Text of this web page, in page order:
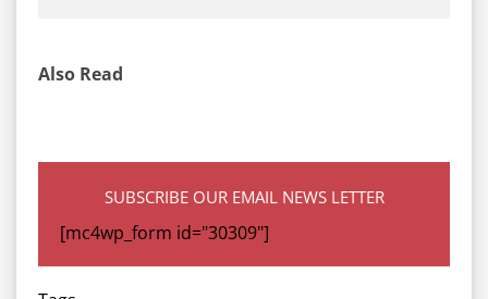
Also Read
SUBSCRIBE OUR EMAIL NEWS LETTER
[mc4wp_form id="30309"]